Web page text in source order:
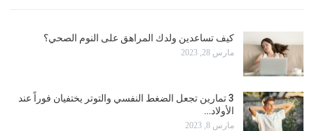
كيف تساعدين ولدك المراهق على النوم الصحي؟
مارس 28, 2023
3 تمارين تجعل الضغط النفسي والتوتر يختفيان فوراً عند
الأولاد…
مارس 8, 2023